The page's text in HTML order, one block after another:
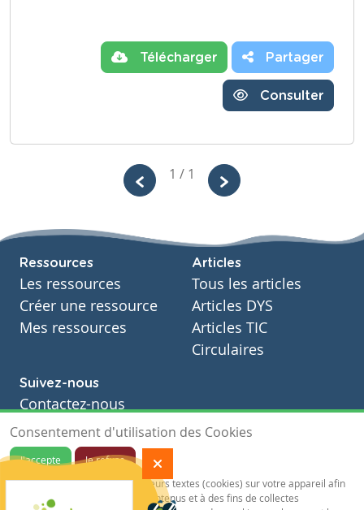
Télécharger Partager
Consulter
1 / 1
Ressources
Les ressources
Créer une ressource
Mes ressources
Articles
Tous les articles
Articles DYS
Articles TIC
Circulaires
Suivez-nous
Contactez-nous
Soutien scolaire
Notre page Facebook
S'inscrire à notre newsletter
Consentement d'utilisation des Cookies
J'accepte
Je refuse
Notre site sauvegarde des traceurs textes (cookies) sur votre appareil afin
de vous garantir de meilleurs contenus et à des fins de collectes